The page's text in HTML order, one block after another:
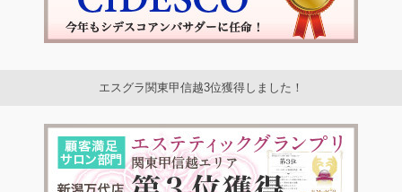
エスグラ関東甲信越3位獲得しました！